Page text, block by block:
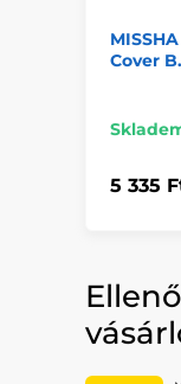
Cover
5 335